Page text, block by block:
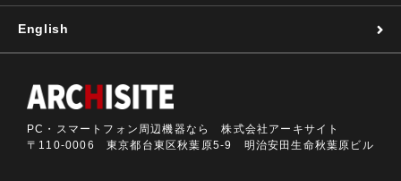
English
PC・スマートフォン周辺機器なら 株式会社アーキサイト
〒110-0006 東京都台東区秋葉原5-9 明治安田生命秋葉原ビル